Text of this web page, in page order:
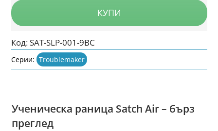
КУПИ
Код:SAT-SLP-001-9BC
Серии: Troublemaker
Ученическа раница Satch Air – бърз
преглед